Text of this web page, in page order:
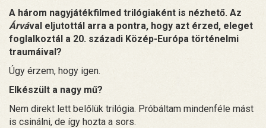
A három nagyjátékfilmed trilógiaként is nézhető. Az
Árvával eljutottál arra a pontra, hogy azt érzed, eleget
foglalkoztál a 20. századi Közép-Európa történelmi
traumáival?
Úgy érzem, hogy igen.
Elkészült a nagy mű?
Nem direkt lett belőlük trilógia. Próbáltam mindenféle mást
is csinálni, de így hozta a sors.